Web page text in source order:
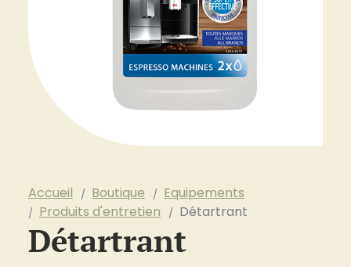
Accueil Boutique
Equipements
Produits d'entretien
Détartrant
Détartrant